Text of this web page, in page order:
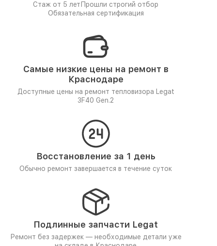
Стаж от 5 лет Прошли строгий отбор
Обязательная сертификация
Самые низкие цены на ремонт в
Краснодаре
Доступные цены на ремонт тепловизора Legat
3F40 Gen.2
Восстановление за 1 день
Обычно ремонт завершается в течение суток
Подлинные запчасти Legat
Ремонт без задержек — необходимые детали уже